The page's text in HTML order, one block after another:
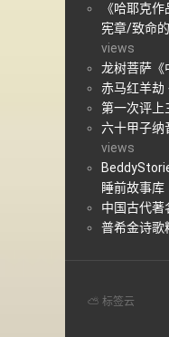
《哈耶克
宪章/致命
views
龙树菩萨《
赤马红羊劫
第一次评上
六十甲子纳
views
睡前故事库
中国古代著
普希金诗歌
⛅ 标签云